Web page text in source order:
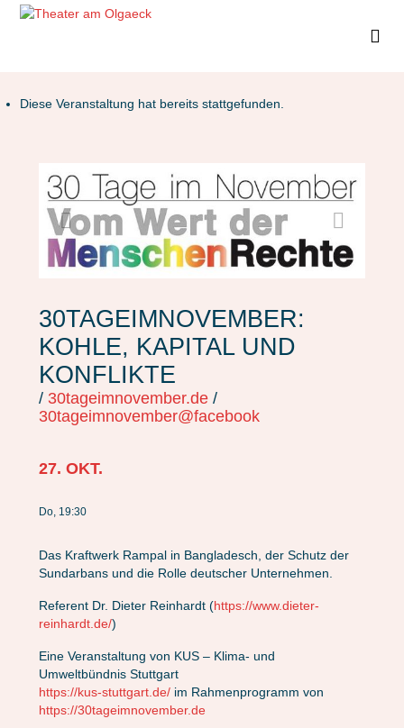
Diese Veranstaltung hat bereits stattgefunden.
30TAGEIMNOVEMBER:
KOHLE, KAPITAL UND
KONFLIKTE
/ 30tageimnovember.de/
30tageimnovember@facebook
27. OKT.
Do, 19:30
Das Kraftwerk Rampal in Bangladesch, der Schutz der
Sundarbans und die Rolle deutscher Unternehmen.
Referent Dr. Dieter Reinhardt (https://www.dieter-
reinhardt.de/)
Eine Veranstaltung von KUS – Klima- und
Umweltbündnis Stuttgart
https://kus-stuttgart.de/im Rahmenprogramm von
https://30tageimnovember.de